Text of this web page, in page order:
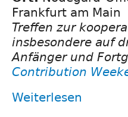
Frankfurt am Main
Treffen zur
insbesondere auf
Anfänger und
Contribution
Weiterlesen